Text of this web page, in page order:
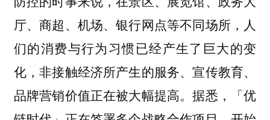
厅、商超、机场、银行网点等不同场所，人
们的消费与行为习惯已经产生了巨大的变
化，非接触经济所产生的服务、宣传教育、
品牌营销价值正在被大幅提高。据悉，「优